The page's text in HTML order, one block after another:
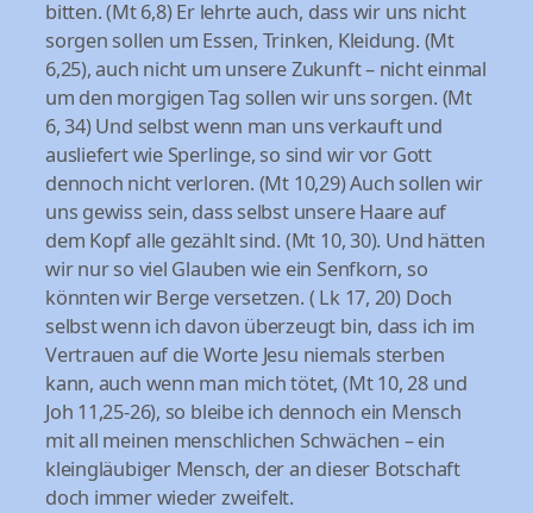
bitten. (Mt 6,8) Er lehrte auch, dass wir uns nicht
sorgen sollen um Essen, Trinken, Kleidung. (Mt
6,25), auch nicht um unsere Zukunft – nicht einmal
um den morgigen Tag sollen wir uns sorgen. (Mt
6, 34) Und selbst wenn man uns verkauft und
ausliefert wie Sperlinge, so sind wir vor Gott
dennoch nicht verloren. (Mt 10,29) Auch sollen wir
uns gewiss sein, dass selbst unsere Haare auf
dem Kopf alle gezählt sind. (Mt 10, 30). Und hätten
wir nur so viel Glauben wie ein Senfkorn, so
könnten wir Berge versetzen. ( Lk 17, 20) Doch
selbst wenn ich davon überzeugt bin, dass ich im
Vertrauen auf die Worte Jesu niemals sterben
kann, auch wenn man mich tötet, (Mt 10, 28 und
Joh 11,25-26), so bleibe ich dennoch ein Mensch
mit all meinen menschlichen Schwächen – ein
kleingläubiger Mensch, der an dieser Botschaft
doch immer wieder zweifelt.